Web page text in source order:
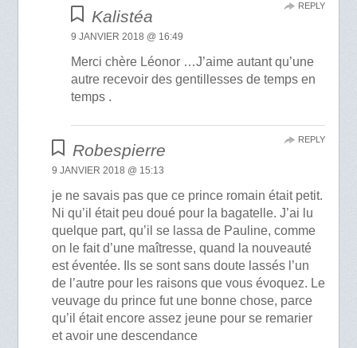
Kalistéa
9 JANVIER 2018 @ 16:49
Merci chère Léonor …J’aime autant qu’une
autre recevoir des gentillesses de temps en
temps .
REPLY
Robespierre
9 JANVIER 2018 @ 15:13
je ne savais pas que ce prince romain était petit.
Ni qu’il était peu doué pour la bagatelle. J’ai lu
quelque part, qu’il se lassa de Pauline, comme
on le fait d’une maîtresse, quand la nouveauté
est éventée. Ils se sont sans doute lassés l’un
de l’autre pour les raisons que vous évoquez. Le
veuvage du prince fut une bonne chose, parce
qu’il était encore assez jeune pour se remarier
et avoir une descendance
REPLY